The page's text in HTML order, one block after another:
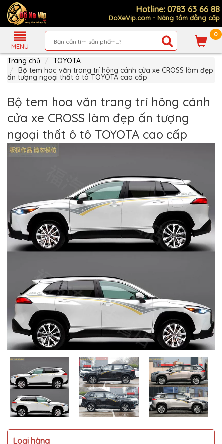
Hotline: 0783 63 66 88
DoXeVip.com - Nâng tầm đẳng cấp
MENU
0
Giới
Thiệu
Sản
Phẩm
Dẫn
Mua
Hàng
Sách
Thanh
Toán
hệ
MUA
NHIỀU
NHẤT
HONDA
MAZDA
SUBARU
CHEVROLET
NISSAN
VOLKSWAGEN
MERCEDES
HYUNDAI
FORD
Trang chủ
TOYOTA
Bộ tem hoa văn trang trí hông cánh cửa xe CROSS làm đẹp
ấn tượng ngoại thất ô tô TOYOTA cao cấp
Bộ tem hoa văn trang trí hông cánh
cửa xe CROSS làm đẹp ấn tượng
ngoại thất ô tô TOYOTA cao cấp
Loại hàng